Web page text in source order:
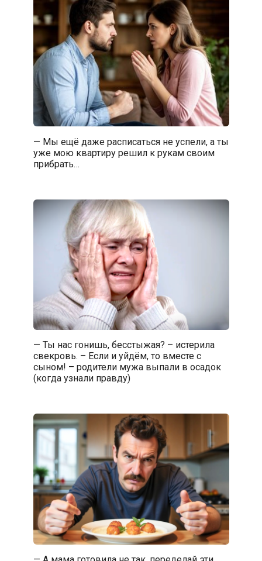
— Мы ещё даже расписаться не успели, а ты
уже мою квартиру решил к рукам своим
прибрать…
— Ты нас гонишь, бесстыжая? – истерила
свекровь. – Если и уйдём, то вместе с
сыном! – родители мужа выпали в осадок
(когда узнали правду)